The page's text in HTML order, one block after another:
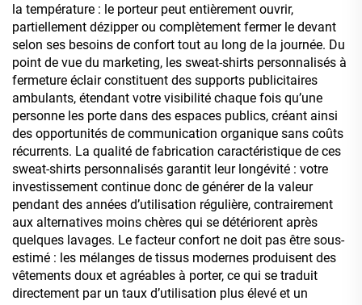
la température : le porteur peut entièrement ouvrir,
partiellement dézipper ou complètement fermer le devant
selon ses besoins de confort tout au long de la journée. Du
point de vue du marketing, les sweat-shirts personnalisés à
fermeture éclair constituent des supports publicitaires
ambulants, étendant votre visibilité chaque fois qu’une
personne les porte dans des espaces publics, créant ainsi
des opportunités de communication organique sans coûts
récurrents. La qualité de fabrication caractéristique de ces
sweat-shirts personnalisés garantit leur longévité : votre
investissement continue donc de générer de la valeur
pendant des années d’utilisation régulière, contrairement
aux alternatives moins chères qui se détériorent après
quelques lavages. Le facteur confort ne doit pas être sous-
estimé : les mélanges de tissus modernes produisent des
vêtements doux et agréables à porter, ce qui se traduit
directement par un taux d’utilisation plus élevé et un